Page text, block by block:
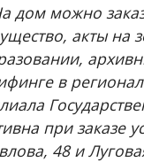
дом можно
акты на
в
при заказе
48 и